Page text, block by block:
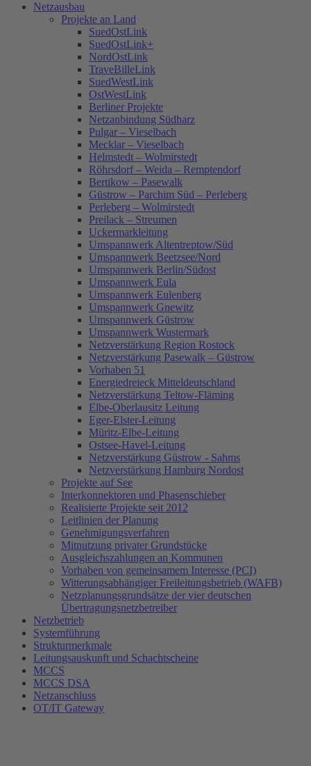
Netzausbau
Projekte an Land
SuedOstLink
SuedOstLink+
NordOstLink
TraveBilleLink
SuedWestLink
OstWestLink
Berliner Projekte
Netzanbindung Südharz
Pulgar – Vieselbach
Mecklar – Vieselbach
Helmstedt – Wolmirstedt
Röhrsdorf – Weida – Remptendorf
Bertikow – Pasewalk
Güstrow – Parchim Süd – Perleberg
Perleberg – Wolmirstedt
Preilack – Streumen
Uckermarkleitung
Umspannwerk Altentreptow/Süd
Umspannwerk Beetzsee/Nord
Umspannwerk Berlin/Südost
Umspannwerk Eula
Umspannwerk Eulenberg
Umspannwerk Gnewitz
Umspannwerk Güstrow
Umspannwerk Wustermark
Netzverstärkung Region Rostock
Netzverstärkung Pasewalk – Güstrow
Vorhaben 51
Energiedreieck Mitteldeutschland
Netzverstärkung Teltow-Fläming
Elbe-Oberlausitz Leitung
Eger-Elster-Leitung
Müritz-Elbe-Leitung
Ostsee-Havel-Leitung
Netzverstärkung Güstrow - Sahms
Netzverstärkung Hamburg Nordost
Projekte auf See
Interkonnektoren und Phasenschieber
Realisierte Projekte seit 2012
Leitlinien der Planung
Genehmigungsverfahren
Mitnutzung privater Grundstücke
Ausgleichszahlungen an Kommunen
Vorhaben von gemeinsamem Interesse (PCI)
Witterungsabhängiger Freileitungsbetrieb (WAFB)
Netzplanungsgrundsätze der vier deutschen
Übertragungsnetzbetreiber
Netzbetrieb
Systemführung
Strukturmerkmale
Leitungsauskunft und Schachtscheine
MCCS
MCCS DSA
Netzanschluss
OT/IT Gateway